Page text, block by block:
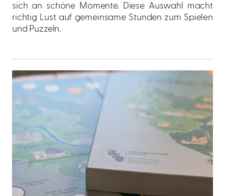
sich an schöne Momente. Diese Auswahl macht
richtig Lust auf gemeinsame Stunden zum Spielen
und Puzzeln.